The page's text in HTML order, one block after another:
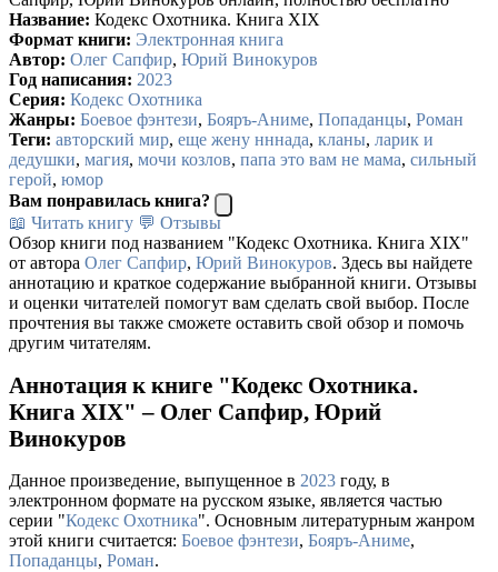
Название: Кодекс Охотника. Книга XIX
Формат книги: Электронная книга
Автор: Олег Сапфир, Юрий Винокуров
Год написания: 2023
Серия: Кодекс Охотника
Жанры: Боевое фэнтези, Бояръ-Аниме, Попаданцы, Роман
Теги: авторский мир, еще жену нннада, кланы, ларик и
дедушки, магия, мочи козлов, папа это вам не мама, сильный
герой, юмор
Вам понравилась книга?
📖 Читать книгу 💬 Отзывы
Обзор книги под названием "Кодекс Охотника. Книга XIX"
от автора Олег Сапфир, Юрий Винокуров. Здесь вы найдете
аннотацию и краткое содержание выбранной книги. Отзывы
и оценки читателей помогут вам сделать свой выбор. После
прочтения вы также сможете оставить свой обзор и помочь
другим читателям.
Аннотация к книге "Кодекс Охотника.
Книга XIX" – Олег Сапфир, Юрий
Винокуров
Данное произведение, выпущенное в 2023 году, в
электронном формате на русском языке, является частью
серии "Кодекс Охотника". Основным литературным жанром
этой книги считается: Боевое фэнтези, Бояръ-Аниме,
Попаданцы, Роман.